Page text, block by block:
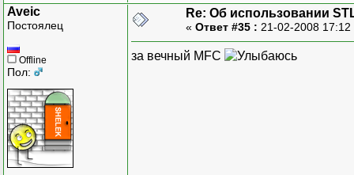
Aveic
Постоялец
Offline
Пол:
Re: Об использовании
« Ответ #35 : 21-02-2008
за вечный MFC